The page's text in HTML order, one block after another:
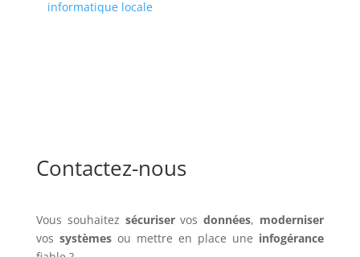
informatique locale
Contactez-nous
Vous souhaitez sécuriservosdonnées, moderniser
vos systèmesou mettre en place une infogérance